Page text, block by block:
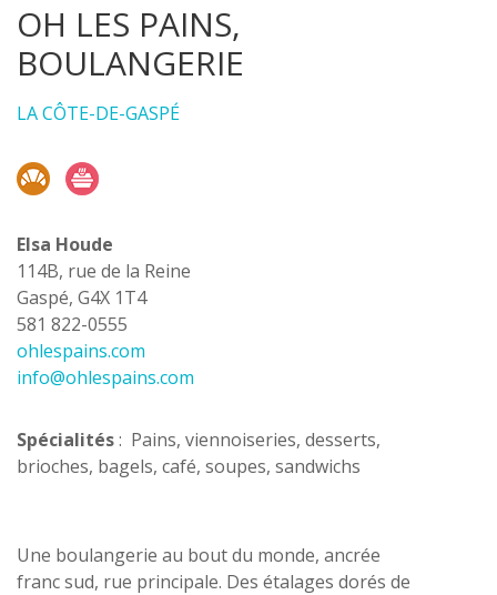
OH LES PAINS,
BOULANGERIE
LA CÔTE-DE-GASPÉ
Elsa Houde
114B, rue de la Reine
Gaspé, G4X 1T4
581 822-0555
ohlespains.com
info@ohlespains.com
Spécialités: Pains, viennoiseries, desserts,
brioches, bagels, café, soupes, sandwichs
Une boulangerie au bout du monde, ancrée
franc sud, rue principale. Des étalages dorés de